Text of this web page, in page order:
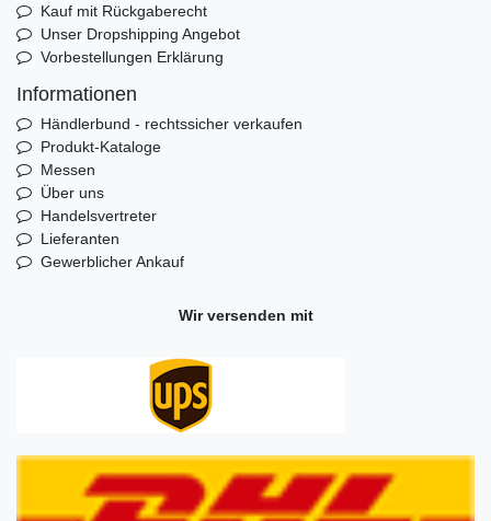
Kauf mit Rückgaberecht
Unser Dropshipping Angebot
Vorbestellungen Erklärung
Informationen
Händlerbund - rechtssicher verkaufen
Produkt-Kataloge
Messen
Über uns
Handelsvertreter
Lieferanten
Gewerblicher Ankauf
Wir versenden mit